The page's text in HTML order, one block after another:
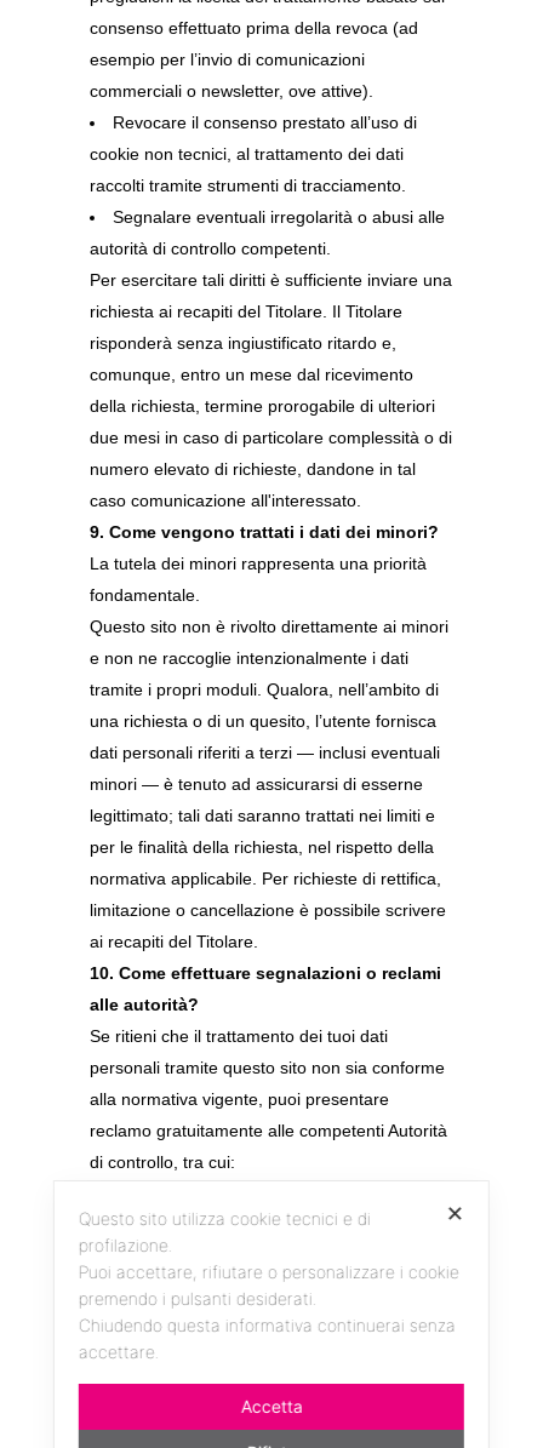
consenso effettuato prima della revoca (ad
esempio per l’invio di comunicazioni
commerciali o newsletter, ove attive).
Revocare il consenso prestato all’uso di
cookie non tecnici, al trattamento dei dati
raccolti tramite strumenti di tracciamento.
Segnalare eventuali irregolarità o abusi alle
autorità di controllo competenti.
Per esercitare tali diritti è sufficiente inviare una
richiesta ai recapiti del Titolare. Il Titolare
risponderà senza ingiustificato ritardo e,
comunque, entro un mese dal ricevimento
della richiesta, termine prorogabile di ulteriori
due mesi in caso di particolare complessità o di
numero elevato di richieste, dandone in tal
caso comunicazione all'interessato.
9. Come vengono trattati i dati dei minori?
La tutela dei minori rappresenta una priorità
fondamentale.
Questo sito non è rivolto direttamente ai minori
e non ne raccoglie intenzionalmente i dati
tramite i propri moduli. Qualora, nell’ambito di
una richiesta o di un quesito, l’utente fornisca
dati personali riferiti a terzi — inclusi eventuali
minori — è tenuto ad assicurarsi di esserne
legittimato; tali dati saranno trattati nei limiti e
per le finalità della richiesta, nel rispetto della
normativa applicabile. Per richieste di rettifica,
limitazione o cancellazione è possibile scrivere
ai recapiti del Titolare.
10. Come effettuare segnalazioni o reclami
alle autorità?
Se ritieni che il trattamento dei tuoi dati
personali tramite questo sito non sia conforme
alla normativa vigente, puoi presentare
reclamo gratuitamente alle competenti Autorità
di controllo, tra cui:
dati personali del tuo Stato di cittadinanza o
residenza;
11. Come ti informiamo sulle modifiche a
questa informativa?
La presente informativa è soggetta a revisione
periodica per adeguamento normativo o
modifica dei servizi offerti tramite il sito. Ogni
✕
Questo sito utilizza cookie tecnici e di
profilazione.
Puoi accettare, rifiutare o personalizzare i cookie
premendo i pulsanti desiderati.
Chiudendo questa informativa continuerai senza
accettare.
Accetta